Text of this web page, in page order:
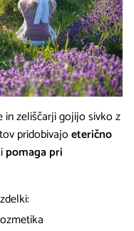
zeliščarji gojijo sivko z
pridobivajoeterično
pomaga pri